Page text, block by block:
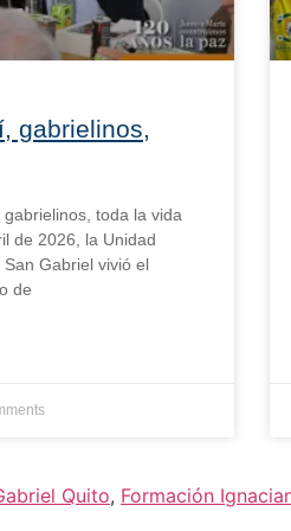
gabrielinos,
toda la vida
de 2026, la Unidad
Gabriel vivió el
de
Quito, Formación